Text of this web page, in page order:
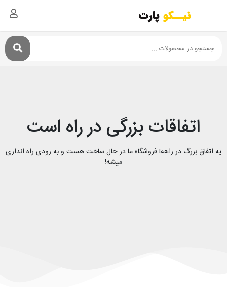
اتفاقات بزرگی در راه است
یه اتفاق بزرگ در راهه! فروشگاه ما در حال ساخت هست و به زودی راه اندازی
میشه!